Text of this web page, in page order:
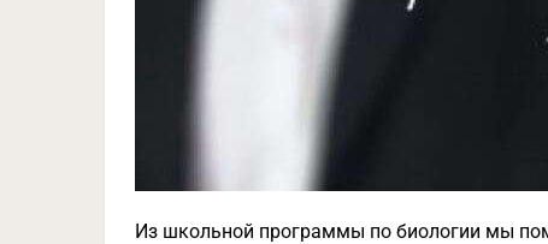
Из школьной программы по биологии мы